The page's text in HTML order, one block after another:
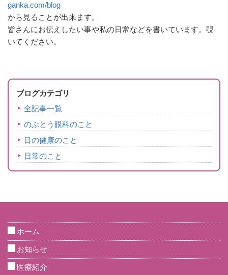
ganka.com/blog
から見ることが出来ます。
皆さんにお伝えしたい事や私の日常などを書いています。覗
いてください。
ブログカテゴリ
全記事一覧
のぶとう眼科のこと
目の健康のこと
日常のこと
ホーム
お知らせ
医療紹介